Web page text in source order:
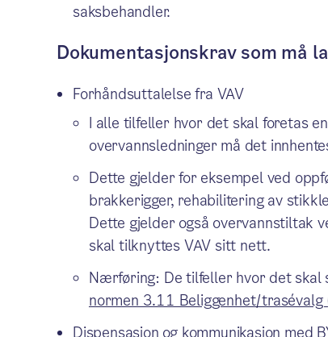
saksbehandler.
Dokumentasjonskrav som må
Forhåndsuttalelse fra VAV
I alle tilfeller hvor det skal foretas
overvannsledninger må det
Dette gjelder for eksempel ved
brakkerigger, rehabilitering av
Dette gjelder også overvannstiltak
skal tilknyttes VAV sitt nett.
Nærføring: De tilfeller hvor det skal
normen 3.11 Beliggenhet/trasévalg
Dispensasjon og kommunikasjon med